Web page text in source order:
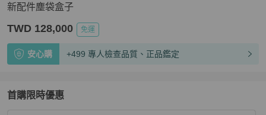
新配件塵袋盒子
TWD 128,000 免運
安心購 +499 專人檢查品質、正品鑑定
首購限時優惠